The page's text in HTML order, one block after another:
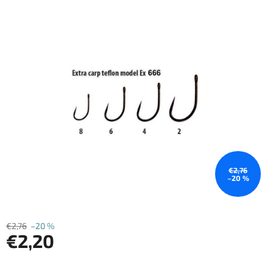
€2,76
–20 %
€2,76 –20 %
€2,20